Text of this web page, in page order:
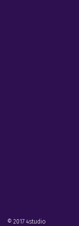
© 2017 4studio